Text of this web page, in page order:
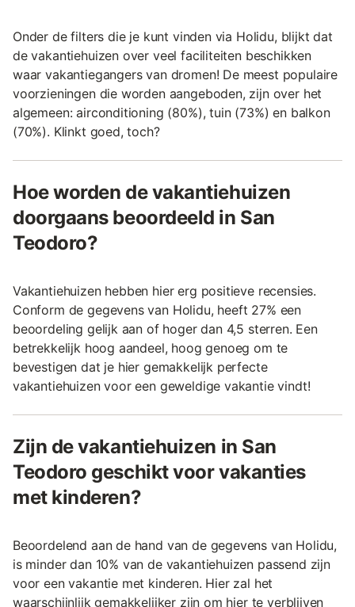
Onder de filters die je kunt vinden via Holidu, blijkt dat
de vakantiehuizen over veel faciliteiten beschikken
waar vakantiegangers van dromen! De meest populaire
voorzieningen die worden aangeboden, zijn over het
algemeen: airconditioning (80%), tuin (73%) en balkon
(70%). Klinkt goed, toch?
Hoe worden de vakantiehuizen
doorgaans beoordeeld in San
Teodoro?
Vakantiehuizen hebben hier erg positieve recensies.
Conform de gegevens van Holidu, heeft 27% een
beoordeling gelijk aan of hoger dan 4,5 sterren. Een
betrekkelijk hoog aandeel, hoog genoeg om te
bevestigen dat je hier gemakkelijk perfecte
vakantiehuizen voor een geweldige vakantie vindt!
Zijn de vakantiehuizen in San
Teodoro geschikt voor vakanties
met kinderen?
Beoordelend aan de hand van de gegevens van Holidu,
is minder dan 10% van de vakantiehuizen passend zijn
voor een vakantie met kinderen. Hier zal het
waarschijnlijk gemakkelijker zijn om hier te verblijven